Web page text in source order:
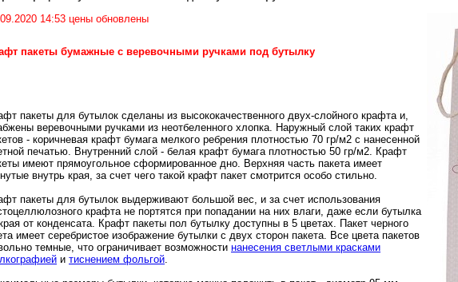
14:53 цены обновлены
пакеты бумажные с веревочными ручками под бутылку
пакеты для бутылок сделаны из высококачественного двух-слойного крафта и,
веревочными ручками из неотбеленного хлопка. Наружный слой таких крафт
- коричневая крафт бумага мелкого ребрения плотностью 70 гр/м2 с нанесенной
печатью. Внутренний слой - белая крафт бумага плотностью 50 гр/м2. Крафт
имеют прямоугольное сформированное дно. Верхняя часть пакета имеет
внутрь края, за счет чего такой крафт пакет смотрится особо стильно.
пакеты для бутылок выдерживают большой вес, и за счет использования
крафта не портятся при попадании на них влаги, даже если бутылка
от конденсата. Крафт пакеты пол бутылку доступны в 5 цветах. Пакет черного
имеет серебристое изображение бутылки с двух сторон пакета. Все цвета пакетов
темные, что ограничивает возможности нанесения светлыми красками
и тиснением фольгой.